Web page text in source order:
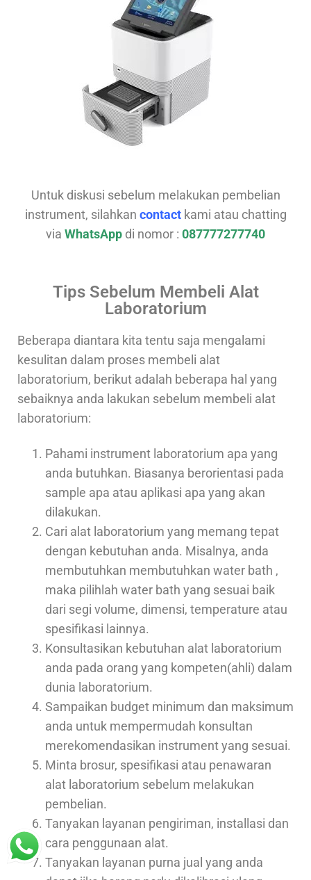
Untuk diskusi sebelum melakukan pembelian
instrument, silahkan contactkami atau chatting
via WhatsApp di nomor : 087777277740
Tips Sebelum Membeli Alat
Laboratorium
Beberapa diantara kita tentu saja mengalami
kesulitan dalam proses membeli alat
laboratorium, berikut adalah beberapa hal yang
sebaiknya anda lakukan sebelum membeli alat
laboratorium:
Pahami instrument laboratorium apa yang
anda butuhkan. Biasanya berorientasi pada
sample apa atau aplikasi apa yang akan
dilakukan.
Cari alat laboratorium yang memang tepat
dengan kebutuhan anda. Misalnya, anda
membutuhkan membutuhkan water bath ,
maka pilihlah water bath yang sesuai baik
dari segi volume, dimensi, temperature atau
spesifikasi lainnya.
Konsultasikan kebutuhan alat laboratorium
anda pada orang yang kompeten(ahli) dalam
dunia laboratorium.
Sampaikan budget minimum dan maksimum
anda untuk mempermudah konsultan
merekomendasikan instrument yang sesuai.
Minta brosur, spesifikasi atau penawaran
alat laboratorium sebelum melakukan
pembelian.
Tanyakan layanan pengiriman, installasi dan
cara penggunaan alat.
Tanyakan layanan purna jual yang anda